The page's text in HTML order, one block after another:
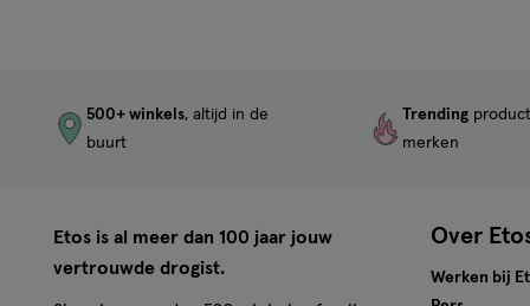
Veelgestelde vragen over
Hoe gebruik je een
500+ winkels, altijd in de
buurt
Trending
merken
Etos is al meer dan 100 jaar jouw
vertrouwde drogist.
Over
Werken bij